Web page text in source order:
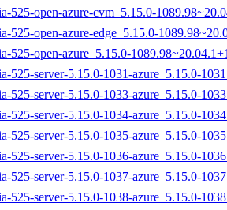
525-open-azure-cvm_5.15.0-
525-open-azure-edge_5.15.0-
525-open-azure_5.15.0-
525-server-5.15.0-1031-azure_5.15.0-
525-server-5.15.0-1033-azure_5.15.0-
525-server-5.15.0-1034-azure_5.15.0-
525-server-5.15.0-1035-azure_5.15.0-
525-server-5.15.0-1036-azure_5.15.0-
525-server-5.15.0-1037-azure_5.15.0-
525-server-5.15.0-1038-azure_5.15.0-